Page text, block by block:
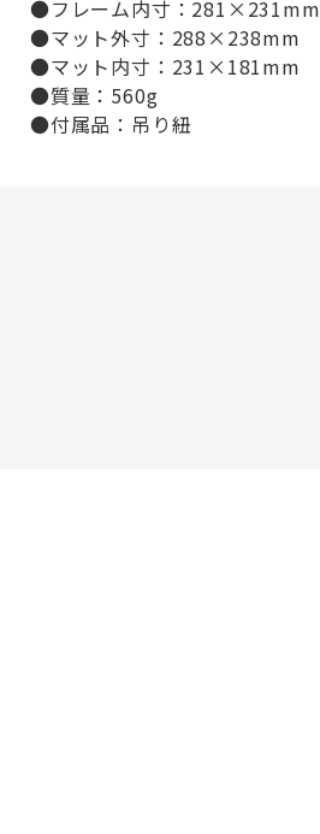
●フレーム内寸：281×231mm
●マット外寸：288×238mm
●マット内寸：231×181mm
●質量：560g
●付属品：吊り紐